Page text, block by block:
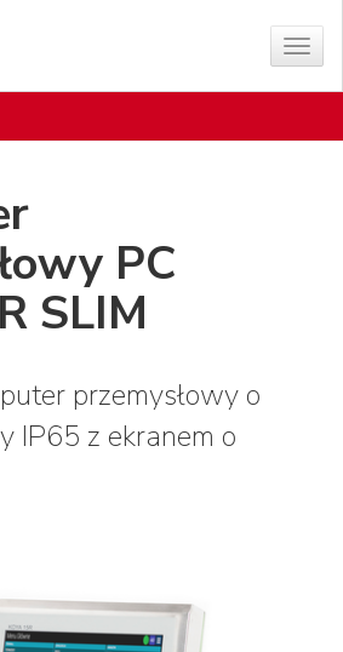
Show
menu
PC
SLIM
przemysłowy o
IP65 z ekranem o